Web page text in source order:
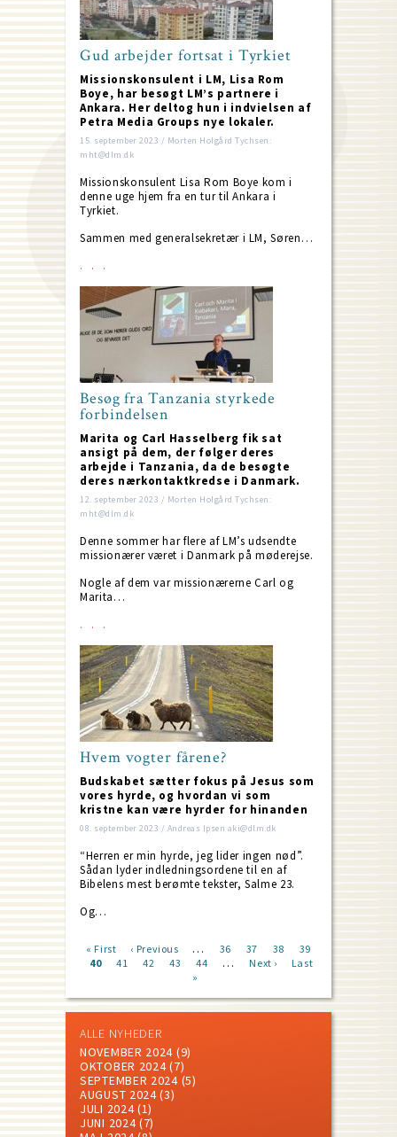
Gud arbejder fortsat i Tyrkiet
Missionskonsulent i LM, Lisa Rom
Boye, har besøgt LM’s partnere i
Ankara. Her deltog hun i indvielsen af
Petra Media Groups nye lokaler.
15. september 2023 / Morten Holgård Tychsen:
mht@dlm.dk
Missionskonsulent Lisa Rom Boye kom i
denne uge hjem fra en tur til Ankara i
Tyrkiet.
Sammen med generalsekretær i LM, Søren…
Besøg fra Tanzania styrkede
forbindelsen
Marita og Carl Hasselberg fik sat
ansigt på dem, der følger deres
arbejde i Tanzania, da de besøgte
deres nærkontaktkredse i Danmark.
12. september 2023 / Morten Holgård Tychsen:
mht@dlm.dk
Denne sommer har flere af LM’s udsendte
missionærer været i Danmark på møderejse.
Nogle af dem var missionærerne Carl og
Marita…
Hvem vogter fårene?
Budskabet sætter fokus på Jesus som
vores hyrde, og hvordan vi som
kristne kan være hyrder for hinanden
08. september 2023 / Andreas Ipsen aki@dlm.dk
“Herren er min hyrde, jeg lider ingen nød”.
Sådan lyder indledningsordene til en af
Bibelens mest berømte tekster, Salme 23.
Og…
Pagination
First
page
« First
Previous
page
‹ Previous … Page
36 Page
37 Page
38 Page
39
Current
40 Page
41 Page
42 Page
43 Page
44 …
Next
Next ›
Last
Last
»
ALLE NYHEDER
NOVEMBER 2024 (9)
OKTOBER 2024(7)
SEPTEMBER 2024(5)
AUGUST 2024(3)
JULI 2024(1)
JUNI 2024(7)